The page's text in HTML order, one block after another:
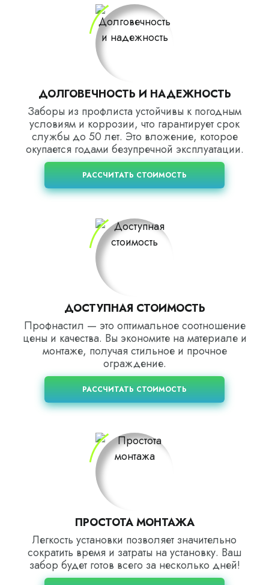
ДОЛГОВЕЧНОСТЬ И НАДЕЖНОСТЬ
Заборы из профлиста устойчивы к погодным
условиям и коррозии, что гарантирует срок
службы до 50 лет. Это вложение, которое
окупается годами безупречной эксплуатации.
РАССЧИТАТЬ СТОИМОСТЬ
ДОСТУПНАЯ СТОИМОСТЬ
Профнастил — это оптимальное соотношение
цены и качества. Вы экономите на материале и
монтаже, получая стильное и прочное
ограждение.
РАССЧИТАТЬ СТОИМОСТЬ
ПРОСТОТА МОНТАЖА
Легкость установки позволяет значительно
сократить время и затраты на установку. Ваш
забор будет готов всего за несколько дней!